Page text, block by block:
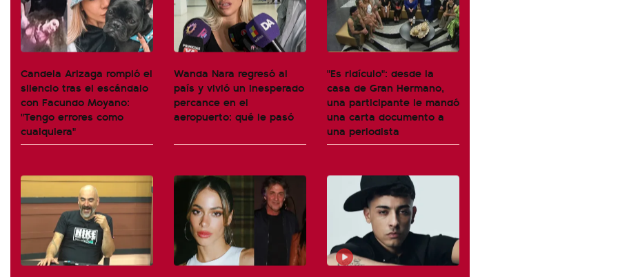
Candela Arizaga rompió el
silencio tras el escándalo
con Facundo Moyano:
"Tengo errores como
cualquiera"
Wanda Nara regresó al
país y vivió un inesperado
percance en el
aeropuerto: qué le pasó
"Es ridículo": desde la
casa de Gran Hermano,
una participante le mandó
una carta documento a
una periodista